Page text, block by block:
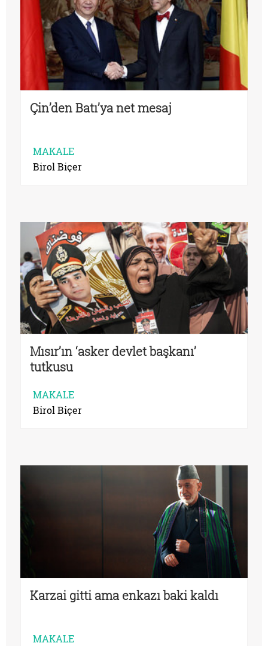
Çin’den Batı’ya net mesaj
MAKALE
Birol Biçer
Mısır’ın ‘asker devlet başkanı’
tutkusu
MAKALE
Birol Biçer
Karzai gitti ama enkazı baki kaldı
MAKALE